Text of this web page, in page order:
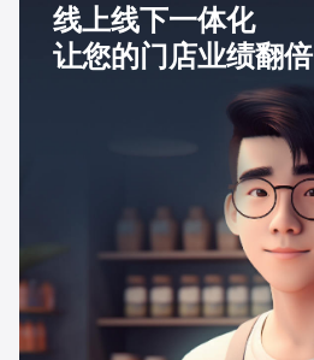
线上线下一体化
让您的门店业绩翻倍